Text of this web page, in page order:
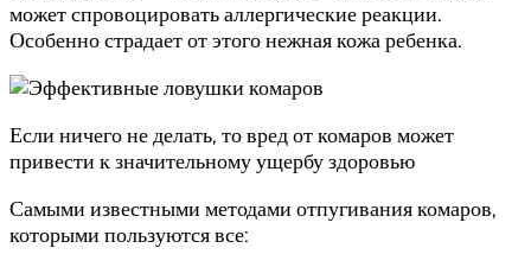
может спровоцировать аллергические реакции.
Особенно страдает от этого нежная кожа ребенка.
Если ничего не делать, то вред от комаров может
привести к значительному ущербу здоровью
Самыми известными методами отпугивания комаров,
которыми пользуются все: